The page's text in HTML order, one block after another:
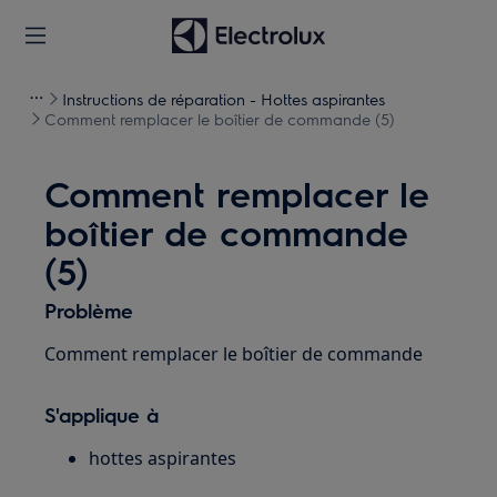
Instructions de réparation - Hottes aspirantes
Comment remplacer le boîtier de commande (5)
Comment remplacer le
boîtier de commande
(5)
Problème
Comment remplacer le boîtier de commande
S'applique à
hottes aspirantes